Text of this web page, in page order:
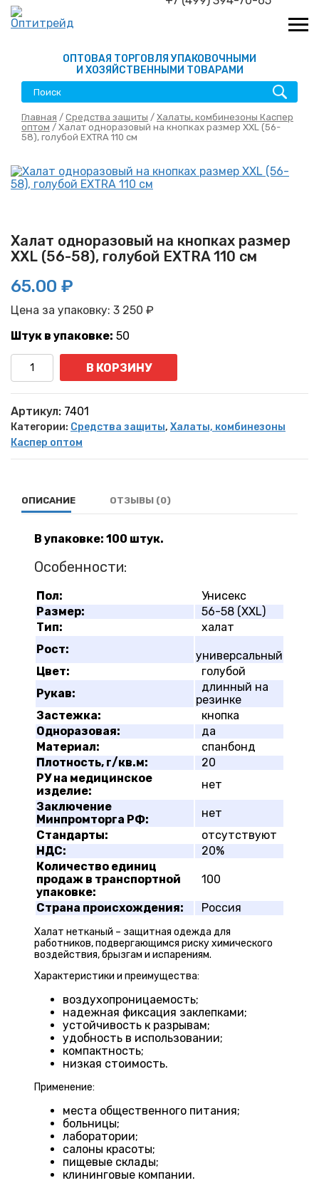
ОПТОВАЯ ТОРГОВЛЯ УПАКОВОЧНЫМИ
И ХОЗЯЙСТВЕННЫМИ ТОВАРАМИ
Главная / Средства защиты / Халаты, комбинезоны Каспер
оптом / Халат одноразовый на кнопках размер XXL (56-
58), голубой EXTRA 110 см
Халат одноразовый на кнопках размер
XXL (56-58), голубой EXTRA 110 см
65.00 ₽
Цена за упаковку: 3 250 ₽
Штук в упаковке: 50
Количество
В КОРЗИНУ
Артикул: 7401
Категории: Средства защиты, Халаты, комбинезоны
Каспер оптом
ОПИСАНИЕ ОТЗЫВЫ (0)
В упаковке: 100 штук.
Особенности:
Пол:
Унисекс
Размер:
56-58 (XXL)
Тип:
халат
Рост:
универсальный
Цвет:
голубой
Рукав:
длинный на
резинке
Застежка:
кнопка
Одноразовая:
да
Материал:
спанбонд
Плотность, г/кв.м:
20
РУ на медицинское
изделие:
нет
Заключение
Минпромторга РФ:
нет
Стандарты:
отсутствуют
НДС:
20%
Количество единиц
продаж в транспортной
упаковке:
100
Страна происхождения: Россия
Халат нетканый – защитная одежда для
работников, подвергающимся риску химического
воздействия, брызгам и испарениям.
Характеристики и преимущества:
воздухопроницаемость;
надежная фиксация заклепками;
устойчивость к разрывам;
удобность в использовании;
компактность;
низкая стоимость.
Применение:
места общественного питания;
больницы;
лаборатории;
салоны красоты;
пищевые склады;
клининговые компании.